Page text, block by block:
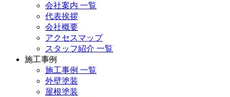
会社案内 一覧
代表挨拶
会社概要
アクセスマップ
スタッフ紹介 一覧
施工事例
施工事例 一覧
外壁塗装
屋根塗装